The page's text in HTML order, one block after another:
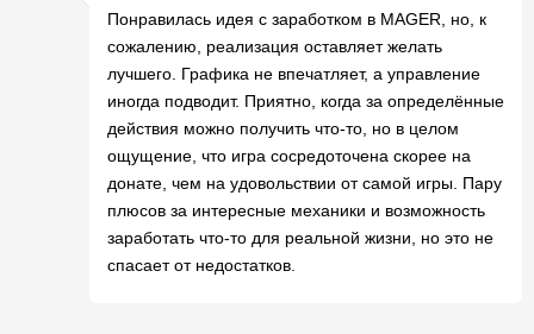
Понравилась идея с заработком в MAGER, но, к
сожалению, реализация оставляет желать
лучшего. Графика не впечатляет, а управление
иногда подводит. Приятно, когда за определённые
действия можно получить что-то, но в целом
ощущение, что игра сосредоточена скорее на
донате, чем на удовольствии от самой игры. Пару
плюсов за интересные механики и возможность
заработать что-то для реальной жизни, но это не
спасает от недостатков.